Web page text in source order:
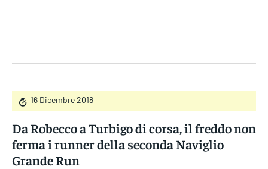
16 Dicembre 2018
Da Robecco a Turbigo di corsa, il freddo non
ferma i runner della seconda Naviglio
Grande Run